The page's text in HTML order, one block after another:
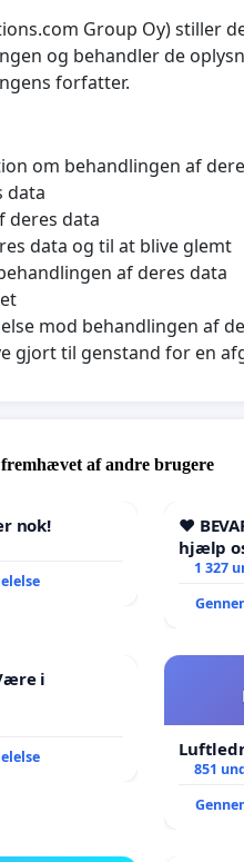
Group Oy)
og behandler de
forfatter.
om behandlingen af
data
deres data
data og til at blive glemt
af deres data
mod behandlingen af
gjort til genstand for en
af andre brugere
nok!
❤️
hjælp
1 327
i
851